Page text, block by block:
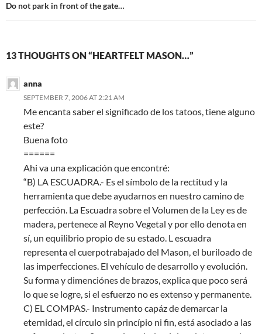
Do not park in front of the gate…
13 THOUGHTS ON “HEARTFELT MASON…”
anna
SEPTEMBER 7, 2006 AT 2:21 AM
Me encanta saber el significado de los tatoos, tiene alguno
este?
Buena foto
======
Ahi va una explicación que encontré:
“B) LA ESCUADRA.- Es el símbolo de la rectitud y la
herramienta que debe ayudarnos en nuestro camino de
perfección. La Escuadra sobre el Volumen de la Ley es de
madera, pertenece al Reyno Vegetal y por ello denota en
sí, un equilibrio propio de su estado. L escuadra
representa el cuerpotrabajado del Mason, el buriloado de
las imperfecciones. El vehículo de desarrollo y evolución.
Su forma y dimenciónes de brazos, explica que poco será
lo que se logre, si el esfuerzo no es extenso y permanente.
C) EL COMPAS.- Instrumento capáz de demarcar la
eternidad, el círculo sin princípio ni fin, está asociado a las